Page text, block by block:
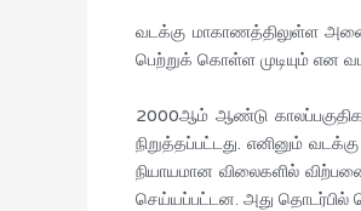
வடக்கு மாகாணத்திலுள்ள
பெற்றுக் கொள்ள முடியும் என
2000ஆம் ஆண்டு
நிறுத்தப்பட்டது. எனினும்
நியாயமான விலைகளில்
செய்யப்பட்டன. அது தொடர்பில்